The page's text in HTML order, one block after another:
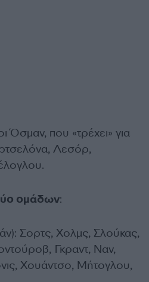
Όσμαν, που «τρέχει» για
Λεσόρ,
ομάδων:
Σορτς, Χολμς, Σλούκας,
Γκραντ, Ναν,
Χουάντσο, Μήτογλου,